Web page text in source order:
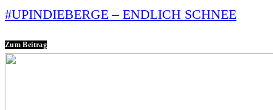
#UPINDIEBERGE – ENDLICH SCHNEE
Zum Beitrag